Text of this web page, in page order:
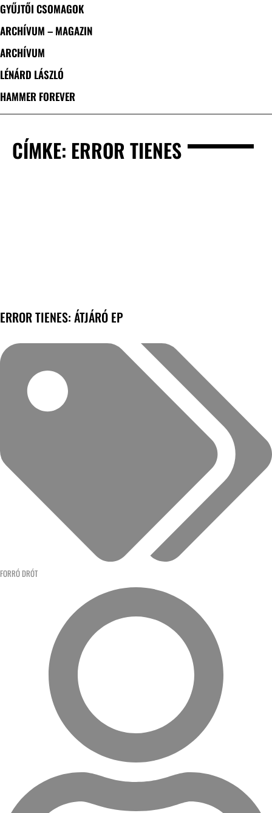
GYŰJTŐI CSOMAGOK
ARCHÍVUM – MAGAZIN
ARCHÍVUM
LÉNÁRD LÁSZLÓ
HAMMER FOREVER
CÍMKE: ERROR TIENES
ERROR TIENES: ÁTJÁRÓ EP
FORRÓ DRÓT